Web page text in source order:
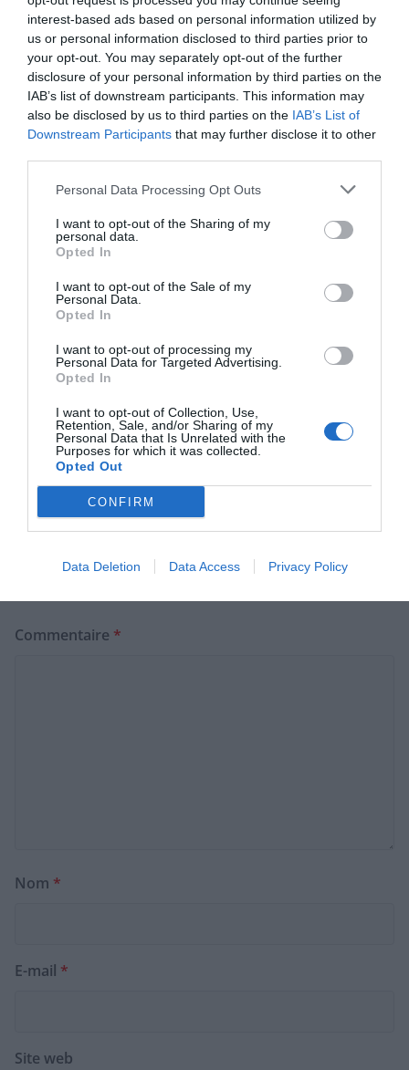
interest-based ads based on personal information utilized by
us or personal information disclosed to third parties prior to
your opt-out. You may separately opt-out of the further
disclosure of your personal information by third parties on the
IAB’s list of downstream participants. This information may
also be disclosed by us to third parties on the IAB’s List of
Downstream Participants that may further disclose it to other
Personal Data Processing Opt Outs
I want to opt-out of the Sharing of my
personal data.
Opted In
I want to opt-out of the Sale of my
Personal Data.
Opted In
I want to opt-out of processing my
Personal Data for Targeted Advertising.
Opted In
I want to opt-out of Collection, Use,
Retention, Sale, and/or Sharing of my
Personal Data that Is Unrelated with the
Purposes for which it was collected.
Opted Out
CONFIRM
Data Deletion Data Access Privacy Policy
Une victoire inattendue
et un tremplin
Finalement, Stéphanie Le Quellec s’est lancé dans la
compétition. Son talent et sa technique lui ont permis
de briller rapidement. Elle a remporté la saison 2, un
succès qui a bouleversé sa vie professionnelle. Ce pari
reconnaissance et le statut de cheffe doublement
étoilée, ainsi que celui de coach respectée de
Multicuiseur Ninja Speedi : cuisine express et variée
en 15 minutes
Dévorez votre pâte crue en toute sécurité grâce à
cette astuce étonnante
Laisser un commentaire
Votre adresse e-mail ne sera pas publiée.
obligatoires sont indiqués avec
Commentaire *
Nom *
E-mail *
Site web